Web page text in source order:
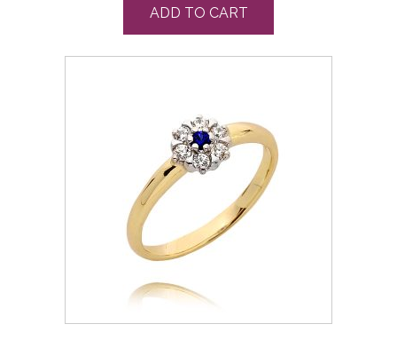
ADD TO CART